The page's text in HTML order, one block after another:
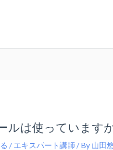
ルは使っています
/ エキスパート講師 / By 山田